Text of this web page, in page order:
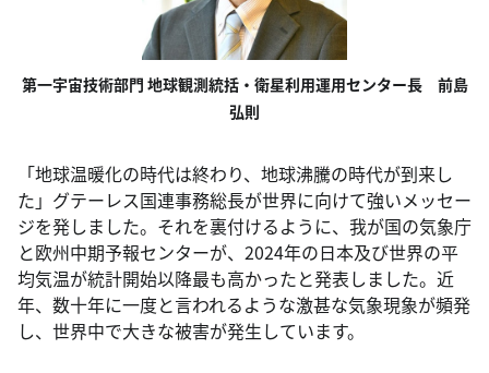
第一宇宙技術部門 地球観測統括・衛星利用運用センター長 前島
弘則
「地球温暖化の時代は終わり、地球沸騰の時代が到来し
た」グテーレス国連事務総長が世界に向けて強いメッセー
ジを発しました。それを裏付けるように、我が国の気象庁
と欧州中期予報センターが、2024年の日本及び世界の平
均気温が統計開始以降最も高かったと発表しました。近
年、数十年に一度と言われるような激甚な気象現象が頻発
し、世界中で大きな被害が発生しています。